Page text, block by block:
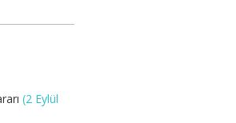
(2 Eylül